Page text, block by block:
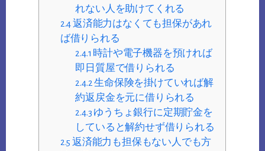
れない人を助けてくれる
2.4返済能力はなくても担保があれ
ば借りられる
2.4.1 時計や電子機器を預ければ
即日質屋で借りられる
2.4.2 生命保険を掛けていれば解
約返戻金を元に借りられる
2.4.3 ゆうちょ銀行に定期貯金を
していると解約せず借りられる
2.5 返済能力も担保もない人でも方